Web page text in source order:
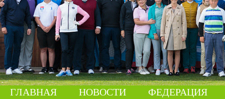
ГЛАВНАЯ НОВОСТИ ФЕДЕРАЦИЯ